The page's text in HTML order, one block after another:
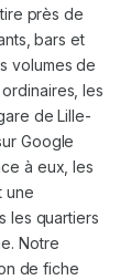
près de
bars et
volumes de
les
de Lille-
Google
à eux, les
une
les quartiers
Notre
de fiche